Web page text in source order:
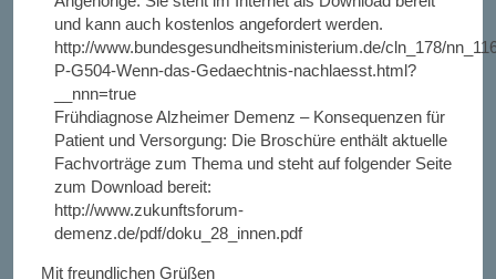
und kann auch kostenlos angefordert werden.
http://www.bundesgesundheitsministerium.de/cln_178/
P-G504-Wenn-das-Gedaechtnis-nachlaesst.html?
__nnn=true
Frühdiagnose Alzheimer Demenz – Konsequenzen für
Patient und Versorgung: Die Broschüre enthält aktuelle
Fachvorträge zum Thema und steht auf folgender Seite
zum Download bereit:
http://www.zukunftsforum-
demenz.de/pdf/doku_28_innen.pdf
Mit freundlichen Grüßen